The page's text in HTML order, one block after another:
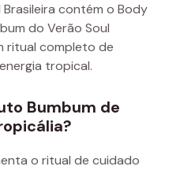
contém o Body
do Verão Soul
ritual completo de
tropical.
Bumbum de
o ritual de cuidado